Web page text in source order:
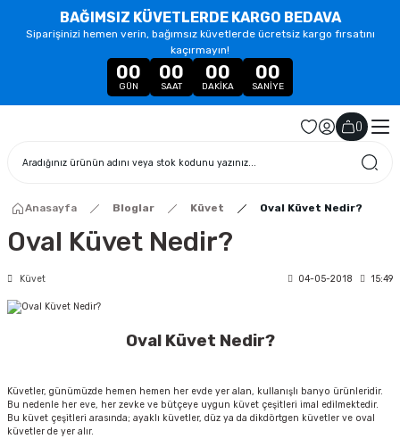
BAĞIMSIZ KÜVETLERDE KARGO BEDAVA
Siparişinizi hemen verin, bağımsız küvetlerde ücretsiz kargo fırsatını
kaçırmayın!
00
GÜN
00
SAAT
00
DAKIKA
00
SANIYE
()
Anasayfa Bloglar Küvet Oval Küvet Nedir?
Oval Küvet Nedir?
Küvet 04-05-2018 15:49
Oval Küvet Nedir?
Küvetler, günümüzde hemen hemen her evde yer alan, kullanışlı banyo ürünleridir.
Bu nedenle her eve, her zevke ve bütçeye uygun küvet çeşitleri imal edilmektedir.
Bu küvet çeşitleri arasında; ayaklı küvetler, düz ya da dikdörtgen küvetler ve oval
küvetler de yer alır.